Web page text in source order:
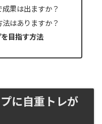
果は出ますか？
はありますか？
目指す方法
に自重トレが